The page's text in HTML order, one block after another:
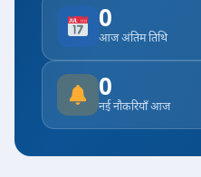
0
आज अंतिम तिथि
0
नई नौकरियाँ आज